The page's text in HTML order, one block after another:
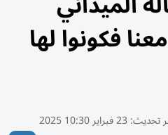
فكونوا لها
تحديث: 23 فبراير 10:30 2025